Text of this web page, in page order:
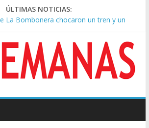
ÚLTIMAS NOTICIAS:
La Bombonera chocaron un tren y un
masiva marcha a Plaza de Mayo de
sociales
de Leandro Rud, histórico representante
de la ley de propiedad privada, Bullrich
endiablada”
calificó de “ficción judicial” el
a Campana